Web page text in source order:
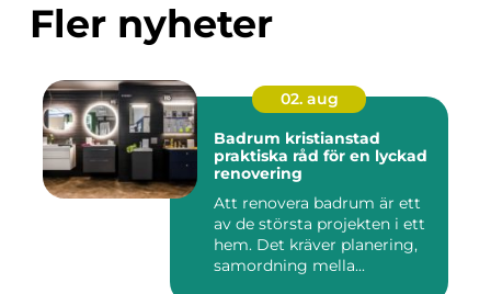
Fler nyheter
02. aug
Badrum kristianstad
praktiska råd för en lyckad
renovering
Att renovera badrum är ett
av de största projekten i ett
hem. Det kräver planering,
samordning mella...